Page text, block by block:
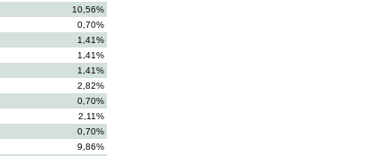
10,56%
0,70%
1,41%
1,41%
1,41%
2,82%
0,70%
2,11%
0,70%
9,86%